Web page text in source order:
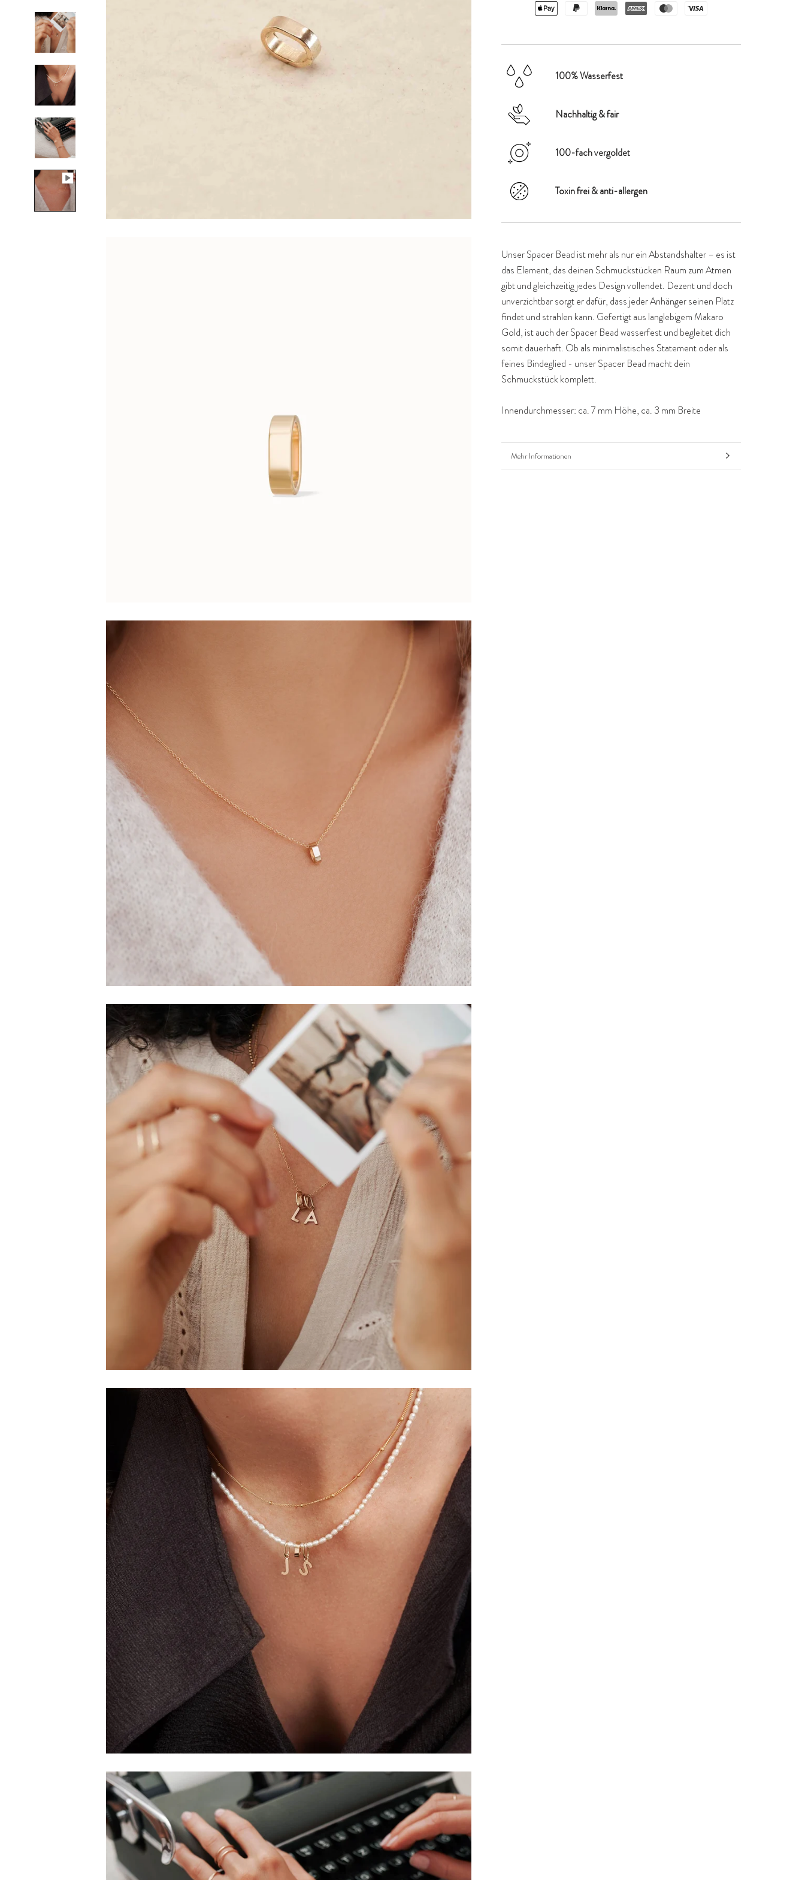
100% Wasserfest
Nachhaltig & fair
100-fach vergoldet
Toxin frei & anti-allergen
Unser Spacer Bead ist mehr als nur ein Abstandshalter – es ist
das Element, das deinen Schmuckstücken Raum zum Atmen
gibt und gleichzeitig jedes Design vollendet. Dezent und doch
unverzichtbar sorgt er dafür, dass jeder Anhänger seinen Platz
findet und strahlen kann. Gefertigt aus langlebigem Makaro
Gold, ist auch der Spacer Bead wasserfest und begleitet dich
somit dauerhaft. Ob als minimalistisches Statement oder als
feines Bindeglied - unser Spacer Bead macht dein
Schmuckstück komplett.
Innendurchmesser: ca. 7 mm Höhe, ca. 3 mm Breite
Mehr Informationen
Bilder ansehen